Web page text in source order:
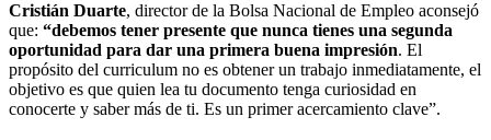
Cristián Duarte, director de la Bolsa Nacional de Empleo aconsejó
que: “debemos tener presente que nunca tienes una segunda
oportunidad para dar una primera buena impresión. El
propósito del curriculum no es obtener un trabajo inmediatamente, el
objetivo es que quien lea tu documento tenga curiosidad en
conocerte y saber más de ti. Es un primer acercamiento clave”.